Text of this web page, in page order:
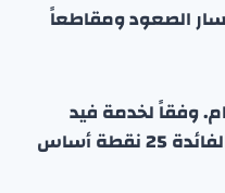
10 سنوات بنقطة أساس إلى 4.578%، معززا مسار الصعود ومقاطعاً
وفقاً لخدمة فيد
ووتش التابعة لمجموعة “سي.إم.إي”، هناك احتمال بنسبة 39% أن يرفع المجلس سعر الفائدة 25 نقطة أساس